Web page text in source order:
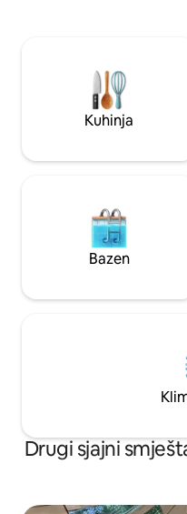
perilicom rublja. Kuhinjski kutak s
perilicom posuđa. Dodatak: 2 kreveta. 3
mjesta za spavanje i
tako da je uvijek suho i
Kuhinja
Bazen
Drugi sjajni